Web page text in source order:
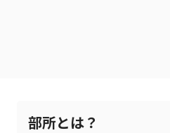
部所とは？